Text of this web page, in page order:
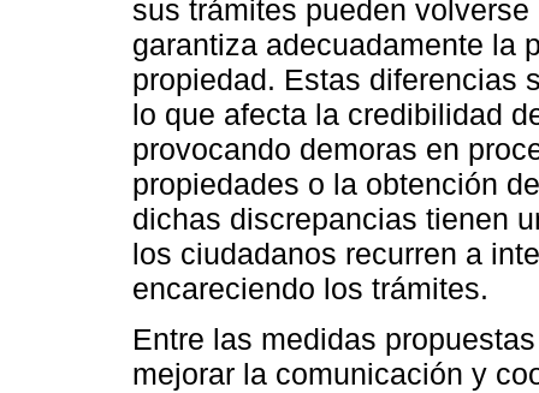
sus trámites pueden
garantiza adecuadamente la
propiedad. Estas diferencias
lo que afecta la credibilidad
provocando demoras en
propiedades o la obtención
dichas discrepancias tienen
los ciudadanos recurren a
encareciendo los trámites.
Entre las medidas
mejorar la comunicación y